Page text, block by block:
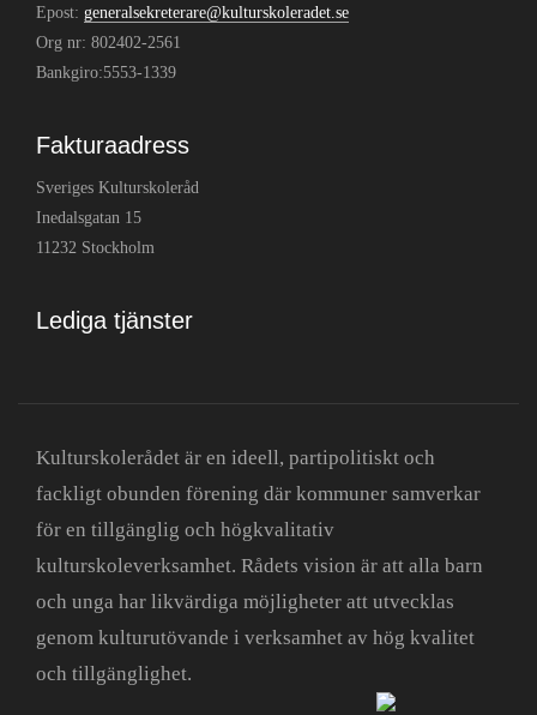
Epost: generalsekreterare@kulturskoleradet.se
Org nr: 802402-2561
Bankgiro:5553-1339
Fakturaadress
Sveriges Kulturskoleråd
Inedalsgatan 15
11232 Stockholm
Lediga tjänster
Kulturskolerådet är en ideell, partipolitiskt och
fackligt obunden förening där kommuner samverkar
för en tillgänglig och högkvalitativ
kulturskoleverksamhet. Rådets vision är att alla barn
och unga har likvärdiga möjligheter att utvecklas
genom kulturutövande i verksamhet av hög kvalitet
och tillgänglighet.